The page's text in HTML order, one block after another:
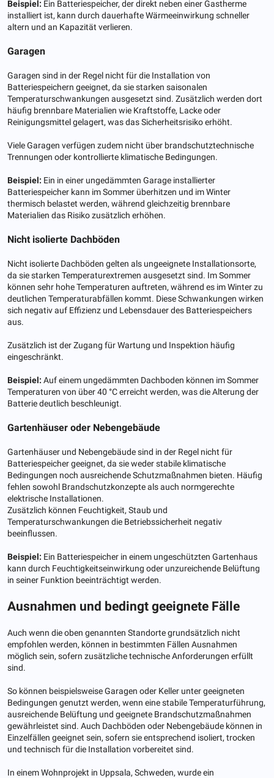
Beispiel: Ein Batteriespeicher, der direkt neben einer Gastherme
installiert ist, kann durch dauerhafte Wärmeeinwirkung schneller
altern und an Kapazität verlieren.
Garagen
Garagen sind in der Regel nicht für die Installation von
Batteriespeichern geeignet, da sie starken saisonalen
Temperaturschwankungen ausgesetzt sind. Zusätzlich werden dort
häufig brennbare Materialien wie Kraftstoffe, Lacke oder
Reinigungsmittel gelagert, was das Sicherheitsrisiko erhöht.
Viele Garagen verfügen zudem nicht über brandschutztechnische
Trennungen oder kontrollierte klimatische Bedingungen.
Beispiel: Ein in einer ungedämmten Garage installierter
Batteriespeicher kann im Sommer überhitzen und im Winter
thermisch belastet werden, während gleichzeitig brennbare
Materialien das Risiko zusätzlich erhöhen.
Nicht isolierte Dachböden
Nicht isolierte Dachböden gelten als ungeeignete Installationsorte,
da sie starken Temperaturextremen ausgesetzt sind. Im Sommer
können sehr hohe Temperaturen auftreten, während es im Winter zu
deutlichen Temperaturabfällen kommt. Diese Schwankungen wirken
sich negativ auf Effizienz und Lebensdauer des Batteriespeichers
aus.
Zusätzlich ist der Zugang für Wartung und Inspektion häufig
eingeschränkt.
Beispiel: Auf einem ungedämmten Dachboden können im Sommer
Temperaturen von über 40 °C erreicht werden, was die Alterung der
Batterie deutlich beschleunigt.
Gartenhäuser oder Nebengebäude
Gartenhäuser und Nebengebäude sind in der Regel nicht für
Batteriespeicher geeignet, da sie weder stabile klimatische
Bedingungen noch ausreichende Schutzmaßnahmen bieten. Häufig
fehlen sowohl Brandschutzkonzepte als auch normgerechte
elektrische Installationen.
Zusätzlich können Feuchtigkeit, Staub und
Temperaturschwankungen die Betriebssicherheit negativ
beeinflussen.
Beispiel: Ein Batteriespeicher in einem ungeschützten Gartenhaus
kann durch Feuchtigkeitseinwirkung oder unzureichende Belüftung
in seiner Funktion beeinträchtigt werden.
Ausnahmen und bedingt geeignete Fälle
Auch wenn die oben genannten Standorte grundsätzlich nicht
empfohlen werden, können in bestimmten Fällen Ausnahmen
möglich sein, sofern zusätzliche technische Anforderungen erfüllt
sind.
So können beispielsweise Garagen oder Keller unter geeigneten
Bedingungen genutzt werden, wenn eine stabile Temperaturführung,
ausreichende Belüftung und geeignete Brandschutzmaßnahmen
gewährleistet sind. Auch Dachböden oder Nebengebäude können in
Einzelfällen geeignet sein, sofern sie entsprechend isoliert, trocken
und technisch für die Installation vorbereitet sind.
In einem Wohnprojekt in Uppsala, Schweden, wurde ein